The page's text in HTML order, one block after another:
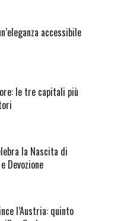
accessibile
le tre capitali più
la Nascita di
Devozione
l’Austria: quinto